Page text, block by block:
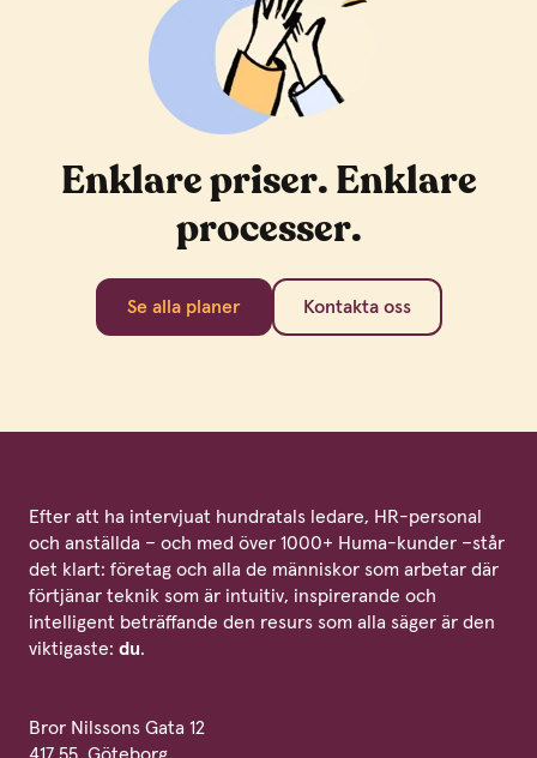
Enklare priser. Enklare
processer.
Se alla planer Kontakta oss
Efter att ha intervjuat hundratals ledare, HR-personal
och anställda – och med över 1000+ Huma-kunder –står
det klart: företag och alla de människor som arbetar där
förtjänar teknik som är intuitiv, inspirerande och
intelligent beträffande den resurs som alla säger är den
viktigaste: du.
Bror Nilssons Gata 12
417 55, Göteborg